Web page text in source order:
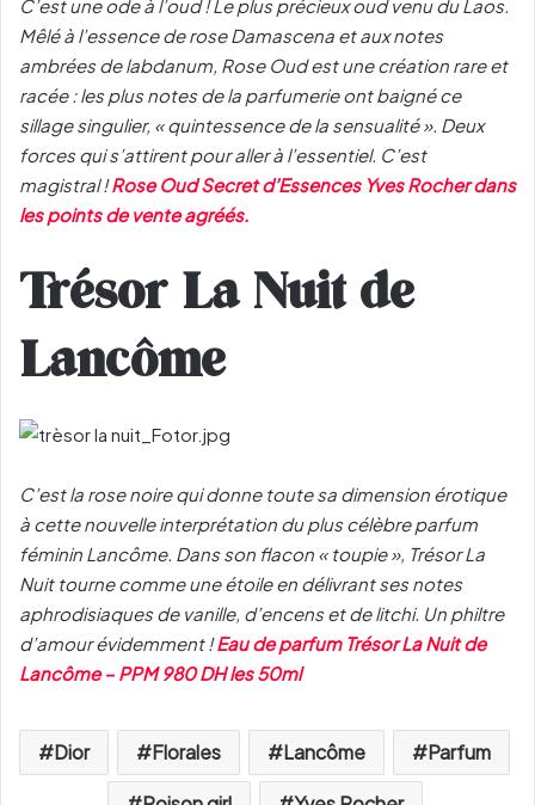
C’est une ode à l’oud ! Le plus précieux oud venu du Laos.
Mêlé à l’essence de rose Damascena et aux notes
ambrées de labdanum, Rose Oud est une création rare et
racée : les plus notes de la parfumerie ont baigné ce
sillage singulier, « quintessence de la sensualité ». Deux
forces qui s’attirent pour aller à l’essentiel. C’est
magistral !Rose Oud Secret d’Essences Yves Rocher dans
les points de vente agréés.
Trésor La Nuit de
Lancôme
C’est la rose noire qui donne toute sa dimension érotique
à cette nouvelle interprétation du plus célèbre parfum
féminin Lancôme. Dans son flacon « toupie », Trésor La
Nuit tourne comme une étoile en délivrant ses notes
aphrodisiaques de vanille, d’encens et de litchi. Un philtre
d’amour évidemment !Eau de parfum Trésor La Nuit de
Lancôme – PPM 980 DH les 50ml
Dior Florales Lancôme Parfum